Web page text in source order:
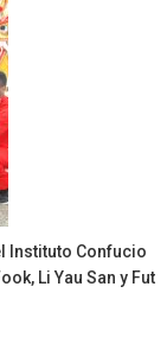
Instituto Confucio
Li Yau San y Fut